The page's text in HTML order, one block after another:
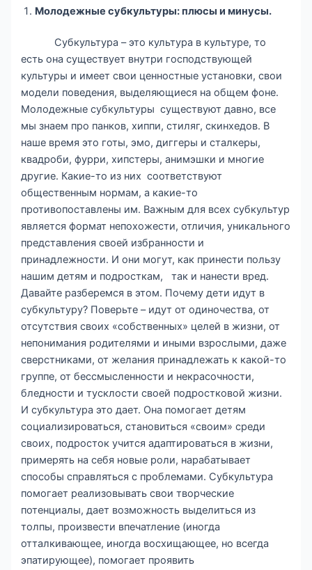
Молодежные субкультуры: плюсы и минусы.
Субкультура – это культура в культуре, то
есть она существует внутри господствующей
культуры и имеет свои ценностные установки, свои
модели поведения, выделяющиеся на общем фоне.
Молодежные субкультуры существуют давно, все
мы знаем про панков, хиппи, стиляг, скинхедов. В
наше время это готы, эмо, диггеры и сталкеры,
квадроби, фурри, хипстеры, анимэшки и многие
другие. Какие-то из них соответствуют
общественным нормам, а какие-то
противопоставлены им. Важным для всех субкультур
является формат непохожести, отличия, уникального
представления своей избранности и
принадлежности. И они могут, как принести пользу
нашим детям и подросткам, так и нанести вред.
Давайте разберемся в этом. Почему дети идут в
субкультуру? Поверьте – идут от одиночества, от
отсутствия своих «собственных» целей в жизни, от
непонимания родителями и иными взрослыми, даже
сверстниками, от желания принадлежать к какой-то
группе, от бессмысленности и некрасочности,
бледности и тусклости своей подростковой жизни.
И субкультура это дает. Она помогает детям
социализироваться, становиться «своим» среди
своих, подросток учится адаптироваться в жизни,
примерять на себя новые роли, нарабатывает
способы справляться с проблемами. Субкультура
помогает реализовывать свои творческие
потенциалы, дает возможность выделиться из
толпы, произвести впечатление (иногда
отталкивающее, иногда восхищающее, но всегда
эпатирующее), помогает проявить